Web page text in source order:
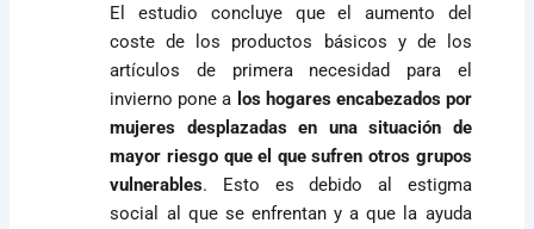
El estudio concluye que el aumento del
coste de los productos básicos y de los
artículos de primera necesidad para el
invierno pone a los hogares encabezados por
mujeres desplazadas en una situación de
mayor riesgo que el que sufren otros grupos
vulnerables. Esto es debido al estigma
social al que se enfrentan y a que la ayuda